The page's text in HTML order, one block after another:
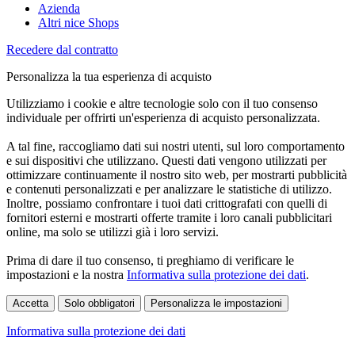
Azienda
Altri nice Shops
Recedere dal contratto
Personalizza la tua esperienza di acquisto
Utilizziamo i cookie e altre tecnologie solo con il tuo consenso
individuale per offrirti un'esperienza di acquisto personalizzata.
A tal fine, raccogliamo dati sui nostri utenti, sul loro comportamento
e sui dispositivi che utilizzano. Questi dati vengono utilizzati per
ottimizzare continuamente il nostro sito web, per mostrarti pubblicità
e contenuti personalizzati e per analizzare le statistiche di utilizzo.
Inoltre, possiamo confrontare i tuoi dati crittografati con quelli di
fornitori esterni e mostrarti offerte tramite i loro canali pubblicitari
online, ma solo se utilizzi già i loro servizi.
Prima di dare il tuo consenso, ti preghiamo di verificare le
impostazioni e la nostra Informativa sulla protezione dei dati.
Accetta Solo obbligatori Personalizza le impostazioni
Informativa sulla protezione dei dati